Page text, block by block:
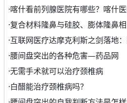
·喀什看前列腺医院有哪些？喀什
·复合材料隆鼻与硅胶、膨体隆鼻相
·互联网医疗达摩克利斯之剑落地
·腰间盘突出的各种危害—药品网
·无需手术就可以治疗颈椎病
·白醋能治疗颈椎病吗？